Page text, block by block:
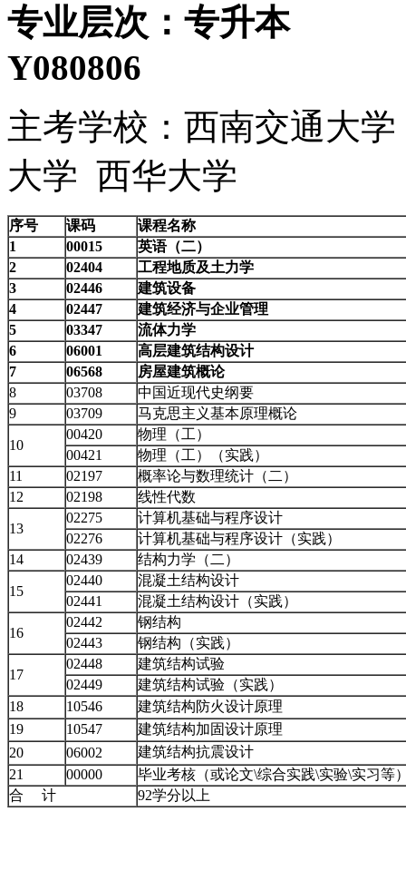
专业层次：专
Y080806
主考学校：西南交通大
大学 西华大学
序号 课码
课程名称
1
00015
英语（二）
2
02404
工程地质及土力学
3
02446
建筑设备
4
02447
建筑经济与企业管理
5
03347
流体力学
6
06001
高层建筑结构设计
7
06568
房屋建筑概论
8
03708
中国近现代史纲要
9
03709 马克思主义基本原理概论
10
00420
物理（工）
00421
物理（工）（实践）
11
02197
概率论与数理统计（二）
12
02198 线性代数
13
02275
计算机基础与程序设计
02276
计算机基础与程序设计（实践）
14
02439 结构力学（二）
15
02440
混凝土结构设计
02441
混凝土结构设计（实践）
16
02442
钢结构
02443
钢结构（实践）
17
02448
建筑结构试验
02449
建筑结构试验（实践）
18
10546
建筑结构防火设计原理
19
10547
建筑结构加固设计原理
20
06002
建筑结构抗震设计
21
00000
毕业考核（或论文\综合实践\实验\实习等
合 计
92学分以上